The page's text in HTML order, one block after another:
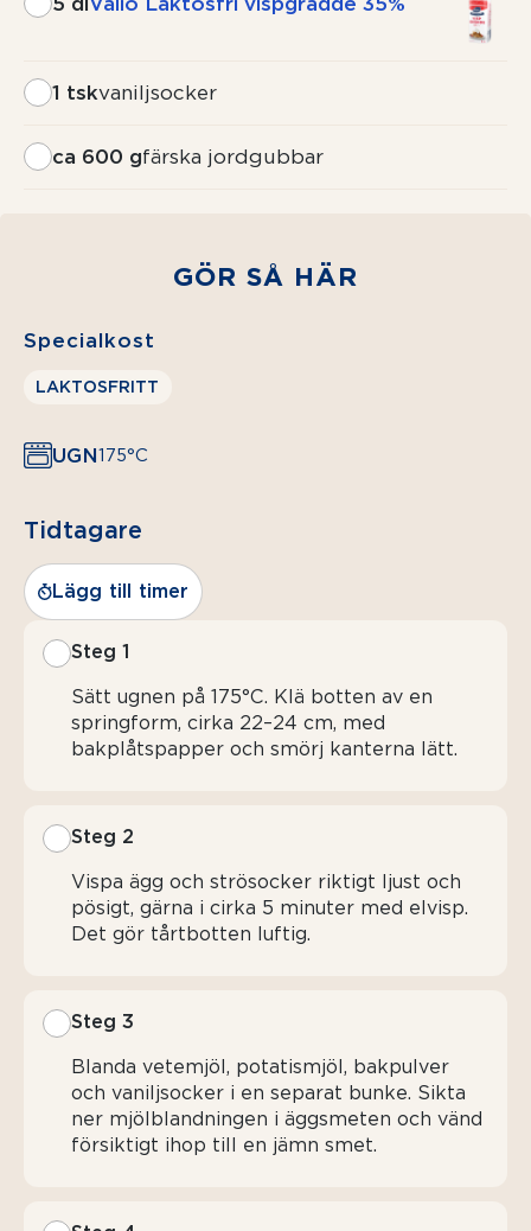
1 tskvaniljsocker
ca 600 gfärska jordgubbar
GÖR SÅ HÄR
Specialkost
LAKTOSFRITT
UGN175°C
Tidtagare
Lägg till timer
Steg 1
Sätt ugnen på 175°C. Klä botten av en
springform, cirka 22–24 cm, med
bakplåtspapper och smörj kanterna lätt.
Steg 2
Vispa ägg och strösocker riktigt ljust och
pösigt, gärna i cirka 5 minuter med elvisp.
Det gör tårtbotten luftig.
Steg 3
Blanda vetemjöl, potatismjöl, bakpulver
och vaniljsocker i en separat bunke. Sikta
ner mjölblandningen i äggsmeten och vänd
försiktigt ihop till en jämn smet.